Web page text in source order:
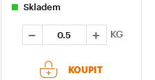
Skladem
KG
KOUPIT